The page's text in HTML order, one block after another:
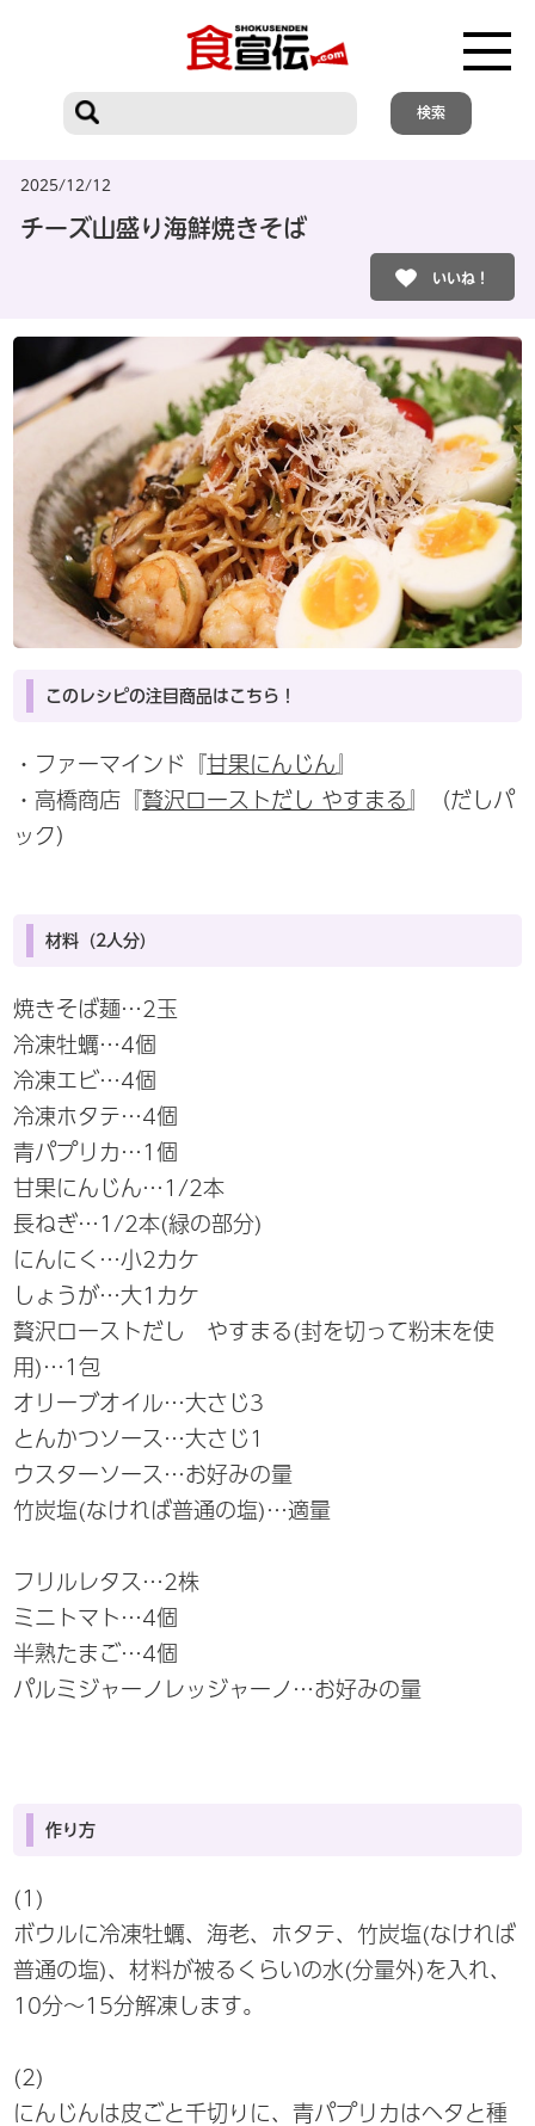
2025/12/12
チーズ山盛り海鮮焼きそば
いいね！
このレシピの注目商品はこちら！
・ファーマインド『甘果にんじん
・高橋商店『贅沢ローストだし やすまる
』（だしパ
ック）
材料（2人分）
焼きそば麺…2玉
冷凍牡蠣…4個
冷凍エビ…4個
冷凍ホタテ…4個
青パプリカ…1個
甘果にんじん…1/2本
長ねぎ…1/2本(緑の部分)
にんにく…小2カケ
しょうが…大1カケ
贅沢ローストだし やすまる(封を切って粉末を使
用)…1包
オリーブオイル…大さじ3
とんかつソース…大さじ1
ウスターソース…お好みの量
竹炭塩(なければ普通の塩)…適量
フリルレタス…2株
ミニトマト…4個
半熟たまご…4個
パルミジャーノレッジャーノ…お好みの量
作り方
(1)
ボウルに冷凍牡蠣、海老、ホタテ、竹炭塩(なければ
普通の塩)、材料が被るくらいの水(分量外)を入れ、
10分～15分解凍します。
(2)
にんじんは皮ごと千切りに、青パプリカはヘタと種